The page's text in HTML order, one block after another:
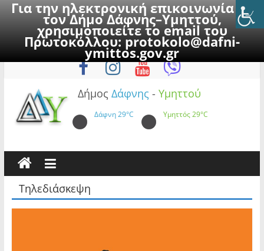
Για την ηλεκτρονική επικοινωνία με
τον Δήμο Δάφνης–Υμηττού,
χρησιμοποιείτε το email του
Πρωτοκόλλου:protokolo@dafni-
ymittos.gov.gr
to
Παρασκευή, 7 Αυγούστου 2026
Δήμος Δάφνης - Υμηττού
Δάφνη29°C Υμηττός29°C
Τηλεδιάσκεψη